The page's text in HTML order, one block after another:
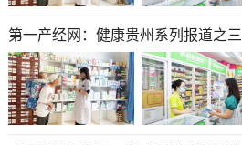
第一产经网：健康贵州系列报道之三